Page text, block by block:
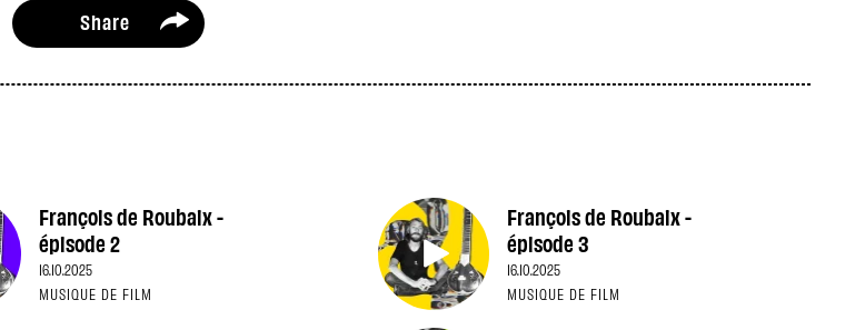
Share
François de Roubaix -
épisode 2
16.10.2025
MUSIQUE DE FILM
François de Roubaix -
épisode 3
16.10.2025
MUSIQUE DE FILM